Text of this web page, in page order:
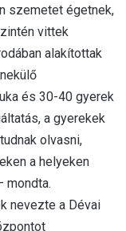
szemetet égetnek,
vittek
alakítottak
és 30-40 gyerek
a gyerekek
olvasni,
a helyeken
mondta.
nevezte a Dévai